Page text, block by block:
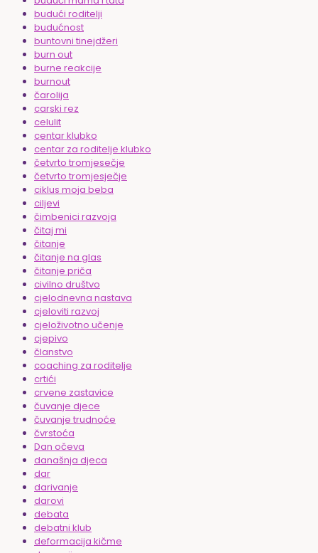
budući roditelji
budućnost
buntovni tinejdžeri
burn out
burne reakcije
burnout
čarolija
carski rez
celulit
centar klubko
centar za roditelje klubko
četvrto tromjesečje
četvrto tromjesječje
ciklus moja beba
ciljevi
čimbenici razvoja
čitaj mi
čitanje
čitanje na glas
čitanje priča
civilno društvo
cjelodnevna nastava
cjeloviti razvoj
cjeloživotno učenje
cjepivo
članstvo
coaching za roditelje
crtići
crvene zastavice
čuvanje djece
čuvanje trudnoće
čvrstoća
Dan očeva
današnja djeca
dar
darivanje
darovi
debata
debatni klub
deformacija kičme